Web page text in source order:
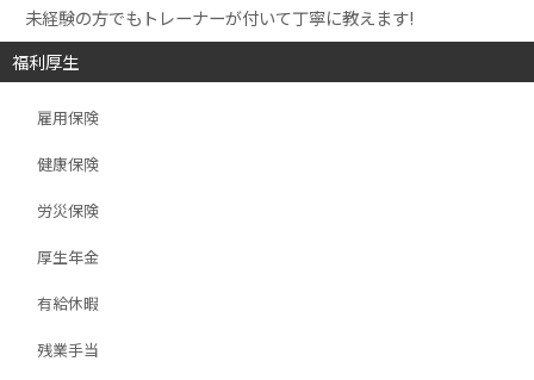
未経験の方でもトレーナーが付いて丁寧に教えます!
福利厚生
雇用保険
健康保険
労災保険
厚生年金
有給休暇
残業手当